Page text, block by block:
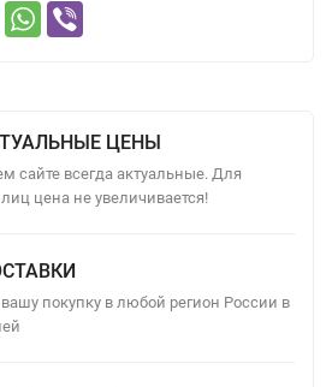
ЦЕНЫ
сайте всегда актуальные. Для
цена не увеличивается!
покупку в любой регион России в